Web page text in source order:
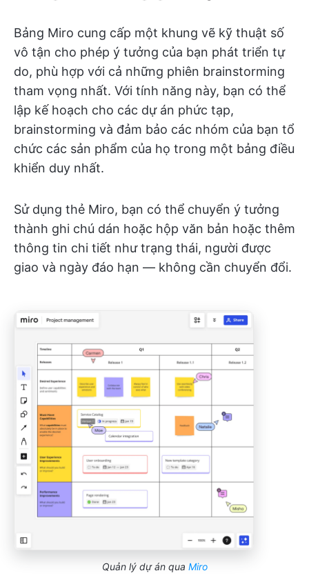
Bảng Miro cung cấp một khung vẽ kỹ thuật số
vô tận cho phép ý tưởng của bạn phát triển tự
do, phù hợp với cả những phiên brainstorming
tham vọng nhất. Với tính năng này, bạn có thể
lập kế hoạch cho các dự án phức tạp,
brainstorming và đảm bảo các nhóm của bạn tổ
chức các sản phẩm của họ trong một bảng điều
khiển duy nhất.
Sử dụng thẻ Miro, bạn có thể chuyển ý tưởng
thành ghi chú dán hoặc hộp văn bản hoặc thêm
thông tin chi tiết như trạng thái, người được
giao và ngày đáo hạn — không cần chuyển đổi.
Quản lý dự án qua Miro